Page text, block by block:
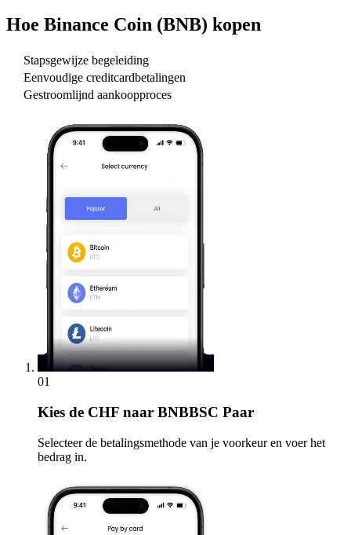
Hoe Binance Coin (BNB) kopen
Stapsgewijze begeleiding
Eenvoudige creditcardbetalingen
Gestroomlijnd aankoopproces
01
Kies de CHF naar BNBBSC Paar
Selecteer de betalingsmethode van je voorkeur en voer het
bedrag in.